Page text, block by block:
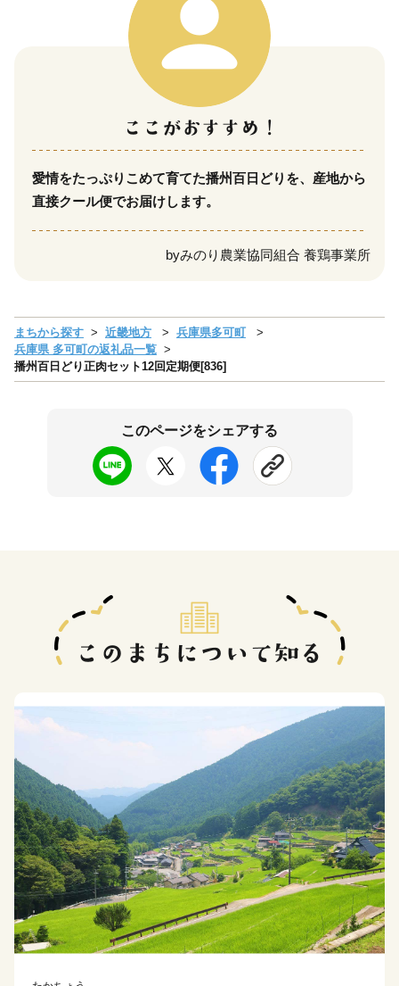
byみのり農業協同組合 養鶏事業所
愛情をたっぷりこめて育てた播州百日どりを、産地から
直接クール便でお届けします。
まちから探す 近畿地方
兵庫県多可町
兵庫県 多可町の返礼品一覧
播州百日どり正肉セット12回定期便[836]
このページをシェアする